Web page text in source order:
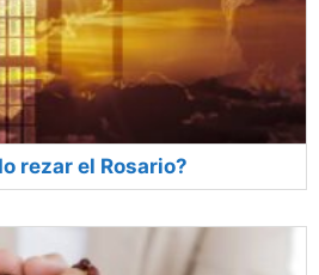
rezar el Rosario?